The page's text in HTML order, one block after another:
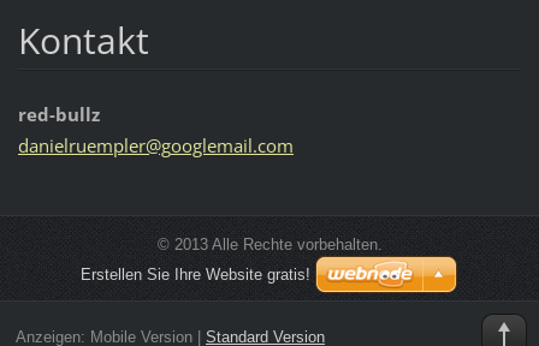
Kontakt
red-bullz
danielruempler@googlemail.com
© 2013 Alle Rechte vorbehalten.
Erstellen Sie Ihre Website gratis!
Anzeigen: Mobile Version| Standard Version